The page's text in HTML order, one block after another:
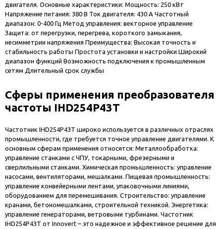
двигателя. Основные характеристики: Мощность: 250 кВт
Напряжение питания: 380 В Ток двигателя: 430 А Частотный
диапазон: 0-400 Гц Метод управления: векторное управление
Защита: от перегрузки, перегрева, короткого замыкания,
несимметрии напряжения Преимущества: Высокая точность и
стабильность работы Простота установки и настройки Широкий
диапазон функций Возможность подключения к промышленным
сетям Длительный срок службы
Сферы применения преобразователя
частоты IHD254P43T
Частотник IHD254P43T широко используется в различных отраслях
промышленности, где требуется точное управление двигателями. К
основным сферам применения относятся: Металлообработка:
управление станками с ЧПУ, токарными, фрезерными и
сверлильными станками. Химическая промышленность: управление
насосами, вентиляторами, мешалками. Пищевая промышленность:
управление конвейерными лентами, упаковочными линиями,
оборудованием для перемешивания. Строительство: управление
кранами, бетономешалками, строительной техникой. Энергетика:
управление генераторами, ветровыми турбинами. Частотник
IHD254P43T от Innovert – это надежное и эффективное решение для